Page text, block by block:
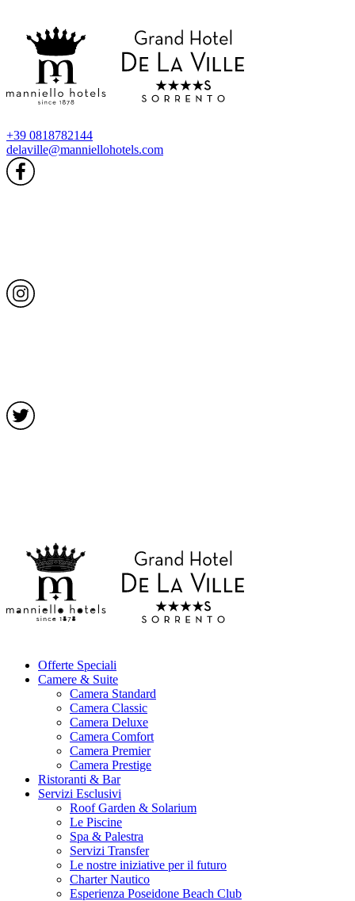
+39 0818782144
delaville@manniellohotels.com
Offerte Speciali
Camere & Suite
Camera Standard
Camera Classic
Camera Deluxe
Camera Comfort
Camera Premier
Camera Prestige
Ristoranti & Bar
Servizi Esclusivi
Roof Garden & Solarium
Le Piscine
Spa & Palestra
Servizi Transfer
Le nostre iniziative per il futuro
Charter Nautico
Esperienza Poseidone Beach Club